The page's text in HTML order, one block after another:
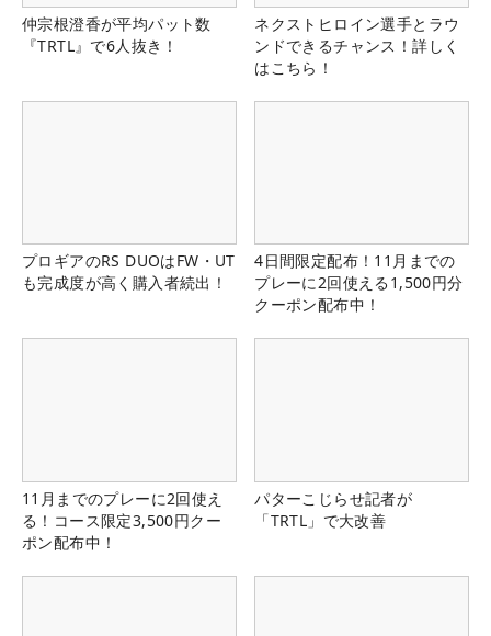
仲宗根澄香が平均パット数
『TRTL』で6人抜き！
ネクストヒロイン選手とラウ
ンドできるチャンス！詳しく
はこちら！
プロギアのRS DUOはFW・UT
も完成度が高く購入者続出！
4日間限定配布！11月までの
プレーに2回使える1,500円分
クーポン配布中！
11月までのプレーに2回使え
る！コース限定3,500円クー
ポン配布中！
パターこじらせ記者が
「TRTL」で大改善